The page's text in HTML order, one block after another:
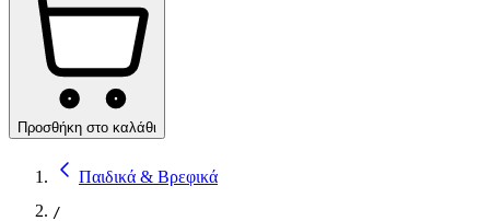
Προσθήκη στο καλάθι
Παιδικά & Βρεφικά
/